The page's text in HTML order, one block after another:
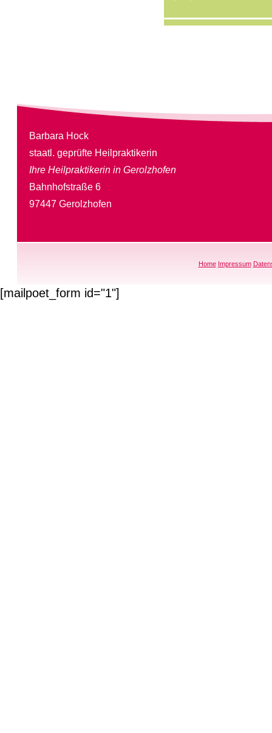
Barbara Hock
staatl. geprüfte Heilpraktikerin
Ihre Heilpraktikerin in Gerolzhofen
Bahnhofstraße 6
97447 Gerolzhofen
Home Impressum
[mailpoet_form id="1"]